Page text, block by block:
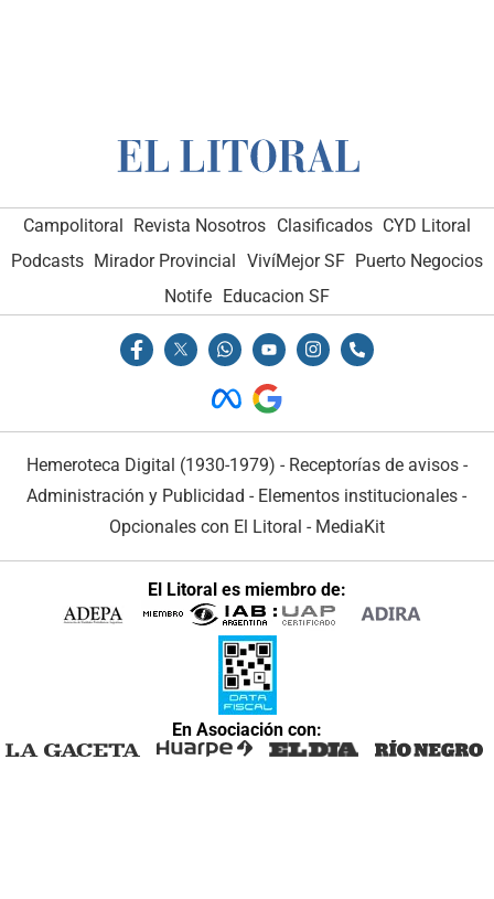
Campolitoral Revista Nosotros Clasificados CYD Litoral
Podcasts Mirador Provincial VivíMejor SF Puerto Negocios
Notife Educacion SF
Hemeroteca Digital (1930-1979) - Receptorías de avisos -
Administración y Publicidad - Elementos institucionales -
Opcionales con El Litoral - MediaKit
El Litoral es miembro de:
En Asociación con: